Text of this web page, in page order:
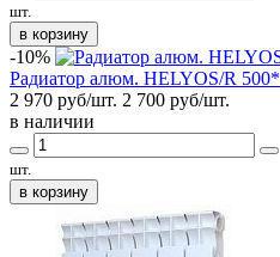
шт.
в корзину
-10%
Радиатор алюм. HELYOS/R
2 970 руб/шт. 2 700 руб/шт.
в наличии
шт.
в корзину